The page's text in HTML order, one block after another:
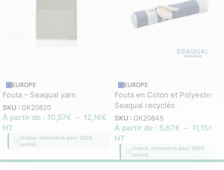
EUROPE
Fouta – Seaqual yarn
SKU : GK20820
À partir de : 10,57€ – 12,16€
HT
(Valeur estimative pour 2500
unités)
EUROPE
Fouta en Coton et Polyester
Seaqual recyclés
SKU : GK20845
À partir de : 5,67€ – 11,15€
HT
(Valeur estimative pour 2500
unités)